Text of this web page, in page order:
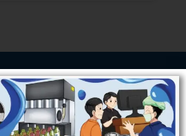
MENJADI MITRA